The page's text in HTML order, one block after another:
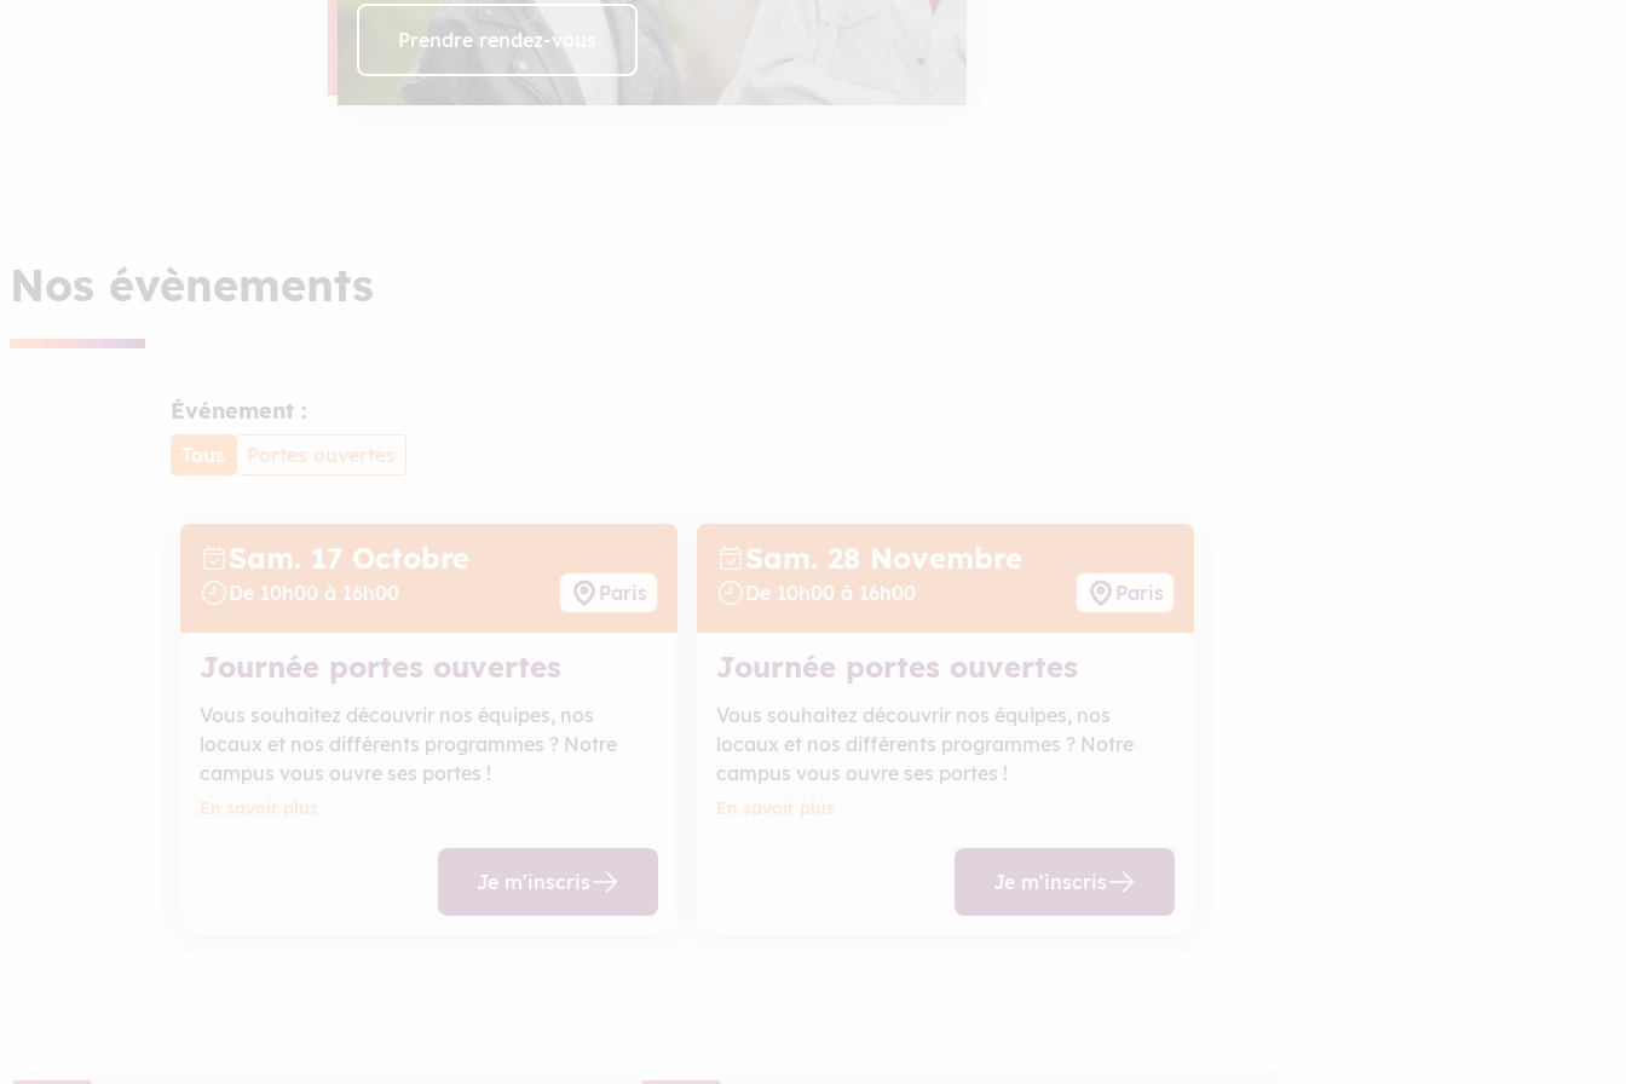
Prendre rendez-vous
Nos évènements
Événement :
Tous Portes ouvertes
Sam. 17 Octobre
De 10h00 à 16h00 Paris
Journée portes ouvertes
Vous souhaitez découvrir nos équipes, nos
locaux et nos différents programmes ? Notre
campus vous ouvre ses portes !
En savoir plus
Je m'inscris
Sam. 28 Novembre
De 10h00 à 16h00 Paris
Journée portes ouvertes
Vous souhaitez découvrir nos équipes, nos
locaux et nos différents programmes ? Notre
campus vous ouvre ses portes !
En savoir plus
Je m'inscris